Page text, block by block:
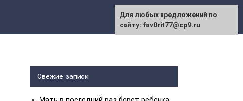
Свежие записи
Для любых предложений по
сайту: fav0rit77@cp9.ru